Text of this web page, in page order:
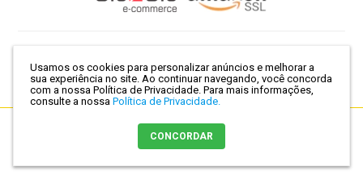
Usamos os cookies para personalizar anúncios e melhorar a
sua experiência no site. Ao continuar navegando, você concorda
com a nossa Política de Privacidade. Para mais informações,
consulte a nossa Política de Privacidade.
CONCORDAR
Março, 786 - Centro | São Paulo-SP | CEP 01021-100
com a melhor empresa de e-commerce do
Brasil.